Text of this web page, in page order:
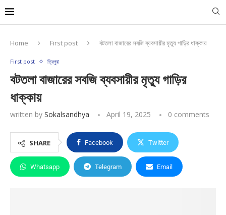
Home First post বটতলা বাজারের সবজি ব্যবসায়ীর মৃত্যু গাড়ির ধাক্কায়
First post ত্রিপুরা
বটতলা বাজারের সবজি ব্যবসায়ীর মৃত্যু গাড়ির
ধাক্কায়
written by Sokalsandhya April 19, 2025 0 comments
SHARE Facebook Twitter
Whatsapp Telegram Email